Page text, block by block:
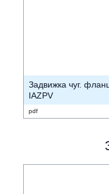
Задвижка чуг.
IAZPV
pdf